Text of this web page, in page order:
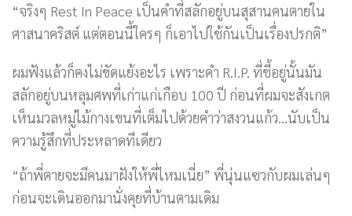
“จริงๆ Rest In Peace เป็นคำที่สลักอยู่บนสุสานคนตายใน
ศาสนาคริสต์ แต่ตอนนี้ใครๆ ก็เอาไปใช้กันเป็นเรื่องปรกติ”
ผมฟังแล้วก็คงไม่ขัดแย้งอะไร เพราะคำ R.I.P. ที่ชี้อยู่นั้นมัน
สลักอยู่บนหลุมศพที่เก่าแก่เกือบ 100 ปี ก่อนที่ผมจะสังเกต
เห็นมวลหมู่ไม้กางเขนที่เต็มไปด้วยคำว่าสงวนแก้ว…นับเป็น
ความรู้สึกที่ประหลาดทีเดียว
“ถ้าพี่ตายจะมีคนมาฝังให้พี่ไหมเนี่ย” พี่นุ่นแซวกับผมเล่นๆ
ก่อนจะเดินออกมานั่งคุยที่บ้านตามเดิม